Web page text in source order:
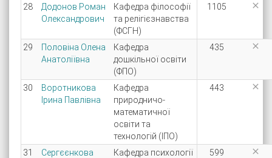
28
Додонов Роман
Олександрович
Кафедра філософії
та релігієзнавства
(ФСГН)
1105 
29
Половіна Олена
Анатоліївна
Кафедра
дошкільної освіти
(ФПО)
435 
30
Воротникова
Ірина Павлівна
Кафедра
природничо-
математичної
освіти та
технологій (ІПО)
443 
31
Сергєєнкова
Кафедра психології
599 